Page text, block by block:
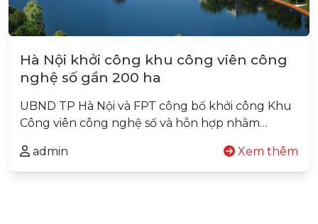
Hà Nội khởi công khu công viên công
nghệ số gần 200 ha
UBND TP Hà Nội và FPT công bố khởi công Khu
Công viên công nghệ số và hỗn hợp nhằm…
admin Xem thêm